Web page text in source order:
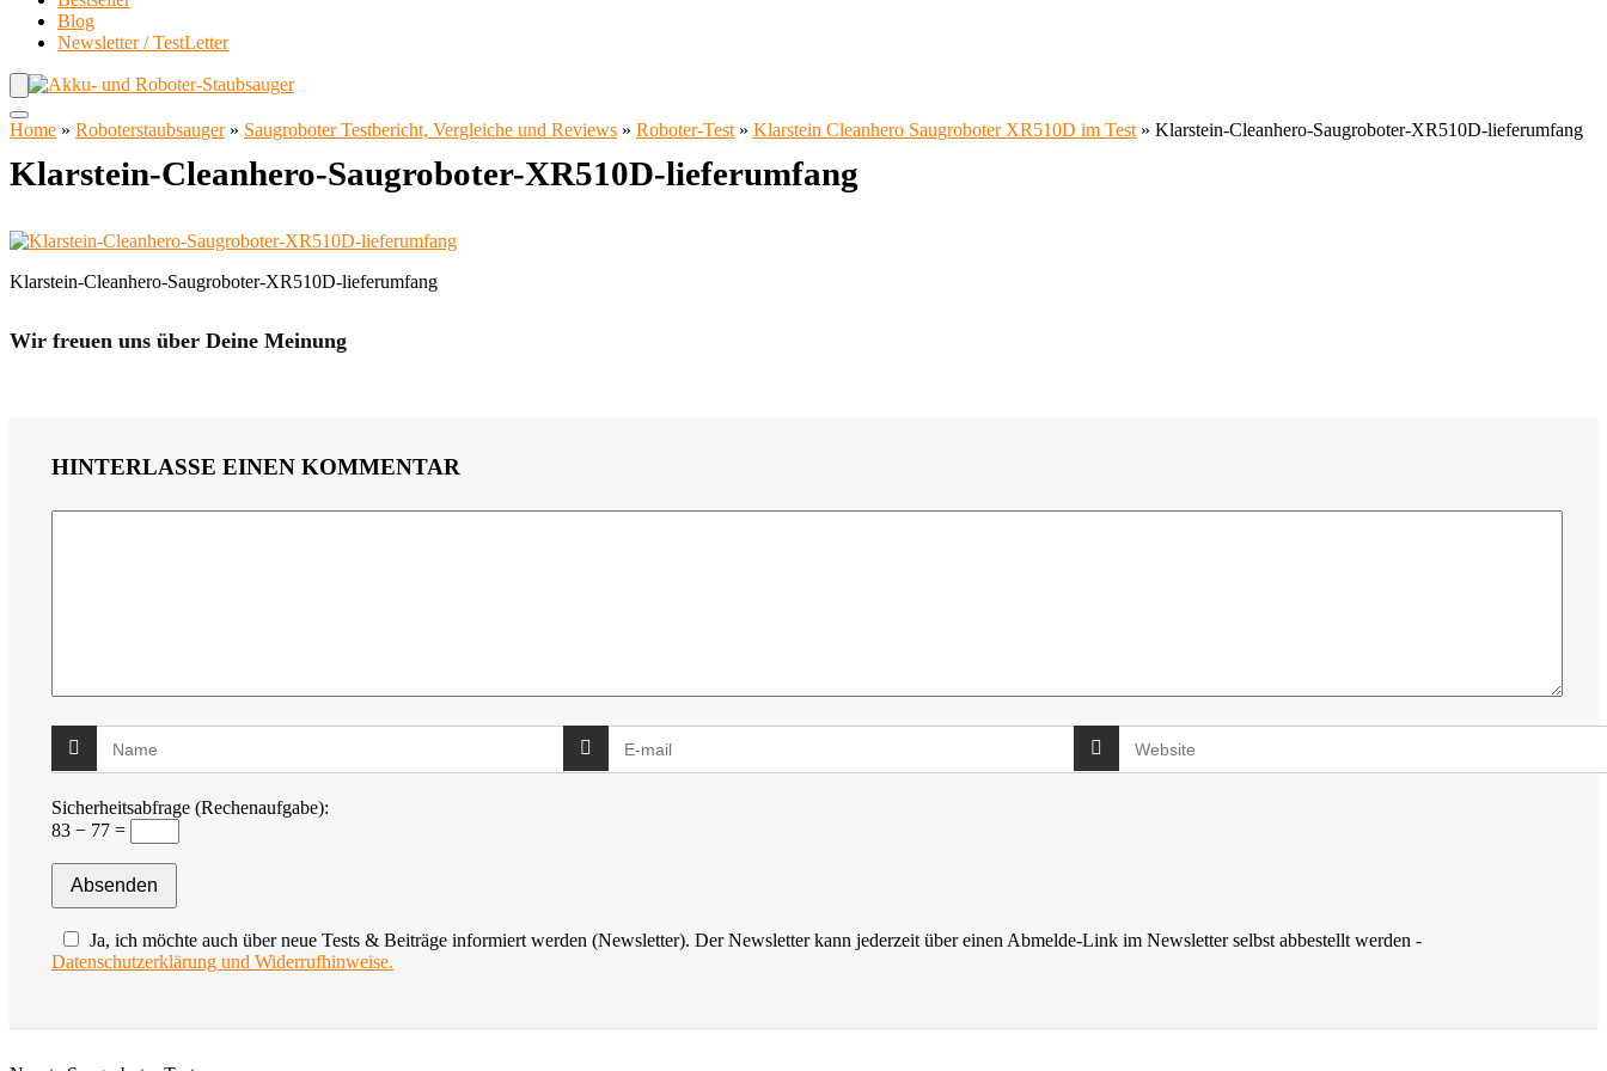
Blog
Newsletter / TestLetter
Home » Roboterstaubsauger» Saugroboter Testbericht, Vergleiche und Reviews » Roboter-Test » Klarstein Cleanhero Saugroboter XR510D im Test » Klarstein-Cleanhero-Saugroboter-XR510D-lieferumfang
Klarstein-Cleanhero-Saugroboter-XR510D-lieferumfang
Klarstein-Cleanhero-Saugroboter-XR510D-lieferumfang
Wir freuen uns über Deine Meinung
HINTERLASSE EINEN KOMMENTAR
Sicherheitsabfrage (Rechenaufgabe):
83 − 77 =
Ja, ich möchte auch über neue Tests & Beiträge informiert werden (Newsletter). Der Newsletter kann jederzeit über einen Abmelde-Link im Newsletter selbst abbestellt werden -
Datenschutzerklärung und Widerrufhinweise.